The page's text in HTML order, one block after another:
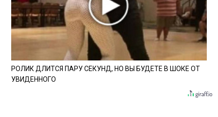
РОЛИК ДЛИТСЯ ПАРУ СЕКУНД, НО ВЫ БУДЕТЕ В ШОКЕ ОТ
УВИДЕННОГО